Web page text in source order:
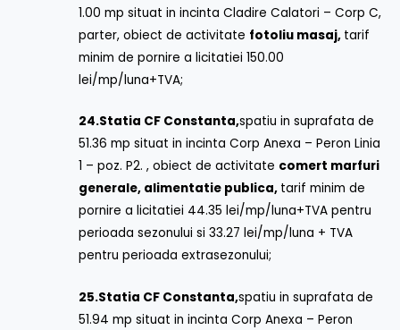
1.00 mp situat in incinta Cladire Calatori – Corp C,
parter, obiect de activitate fotoliu masaj, tarif
minim de pornire a licitatiei 150.00
lei/mp/luna+TVA;
24.Statia CF Constanta,spatiu in suprafata de
51.36 mp situat in incinta Corp Anexa – Peron Linia
1 – poz. P2. , obiect de activitate comert marfuri
generale, alimentatie publica, tarif minim de
pornire a licitatiei 44.35 lei/mp/luna+TVA pentru
perioada sezonului si 33.27 lei/mp/luna + TVA
pentru perioada extrasezonului;
25.Statia CF Constanta,spatiu in suprafata de
51.94 mp situat in incinta Corp Anexa – Peron